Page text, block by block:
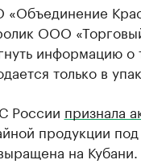
ООО
информацию о
только в
России признала
продукции
на Кубани.